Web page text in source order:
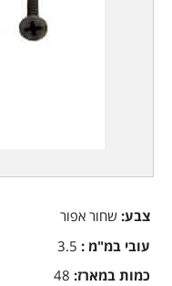
צבע: שחור אפור
עובי במ"מ :
כמות במארז: